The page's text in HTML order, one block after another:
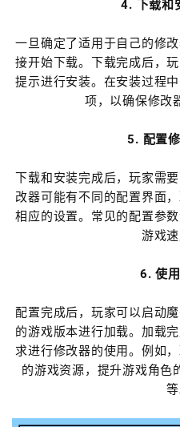
4. 下载和
一旦确定了适用于自己的修
接开始下载。下载完成后，
提示进行安装。在安装过程
项，以确保修改
5. 配置
下载和安装完成后，玩家需
改器可能有不同的配置界面
相应的设置。常见的配置参
游戏速
6. 使
配置完成后，玩家可以启动
的游戏版本进行加载。加载
求进行修改器的使用。例如
的游戏资源，提升游戏角色
等